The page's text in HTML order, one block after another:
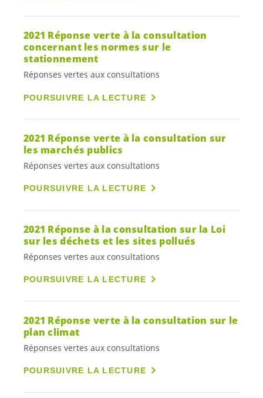
2021 Réponse verte à la consultation
concernant les normes sur le
stationnement
Réponses vertes aux consultations
POURSUIVRE LA LECTURE
2021 Réponse verte à la consultation sur
les marchés publics
Réponses vertes aux consultations
POURSUIVRE LA LECTURE
2021 Réponse à la consultation sur la Loi
sur les déchets et les sites pollués
Réponses vertes aux consultations
POURSUIVRE LA LECTURE
2021 Réponse verte à la consultation sur le
plan climat
Réponses vertes aux consultations
POURSUIVRE LA LECTURE